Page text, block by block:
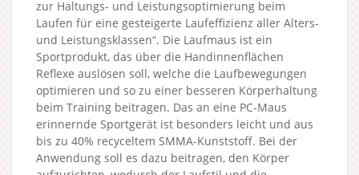
zur Haltungs- und Leistungsoptimierung beim
Laufen für eine gesteigerte Laufeffizienz aller Alters-
und Leistungsklassen“. Die Laufmaus ist ein
Sportprodukt, das über die Handinnenflächen
Reflexe auslösen soll, welche die Laufbewegungen
optimieren und so zu einer besseren Körperhaltung
beim Training beitragen. Das an eine PC-Maus
erinnernde Sportgerät ist besonders leicht und aus
bis zu 40% recyceltem SMMA-Kunststoff. Bei der
Anwendung soll es dazu beitragen, den Körper